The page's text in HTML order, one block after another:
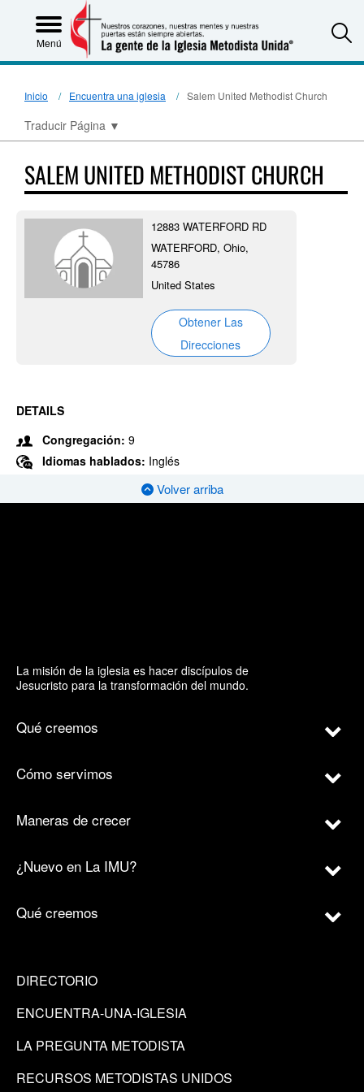
Menú
Inicio Encuentra una iglesia Salem United Methodist Church
Traducir Página ▼
SALEM UNITED METHODIST CHURCH
12883 WATERFORD RD
WATERFORD, Ohio,
45786
United States
Obtener Las
Direcciones
DETAILS
Congregación: 9
Idiomas hablados: Inglés
Volver arriba
La misión de la iglesia es hacer discípulos de
Jesucristo para la transformación del mundo.
Qué creemos
Cómo servimos
Maneras de crecer
¿Nuevo en La IMU?
Qué creemos
DIRECTORIO
ENCUENTRA-UNA-IGLESIA
LA PREGUNTA METODISTA
RECURSOS METODISTAS UNIDOS